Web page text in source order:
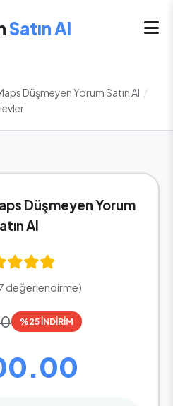
Satın Al
Düşmeyen Yorum Satın Al /
Düşmeyen Yorum
Al
değerlendirme)
%25 İNDİRİM